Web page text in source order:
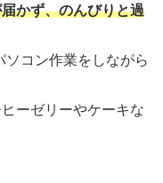
かず、のんびりと過
ソコン作業をしながら
ーゼリーやケーキな